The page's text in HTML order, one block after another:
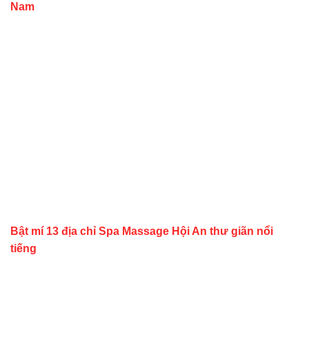
Nam
Bật mí 13 địa chỉ Spa Massage Hội An thư giãn nổi
tiếng